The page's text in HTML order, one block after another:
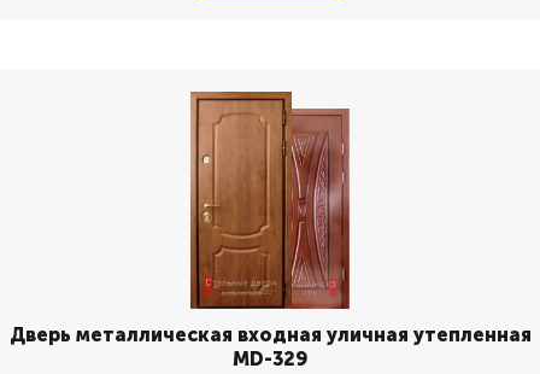
Дверь металлическая входная уличная утепленная
MD-329